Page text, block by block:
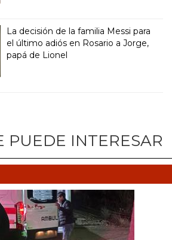
La decisión de la familia Messi para
el último adiós en Rosario a Jorge,
papá de Lionel
PUEDE INTERESAR